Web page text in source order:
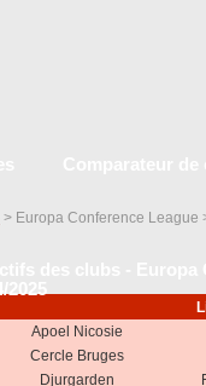
> Europa Conference League
Apoel Nicosie
Cercle Bruges
Djurgarden